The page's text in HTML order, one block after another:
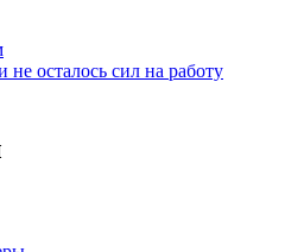
осталось сил на работу